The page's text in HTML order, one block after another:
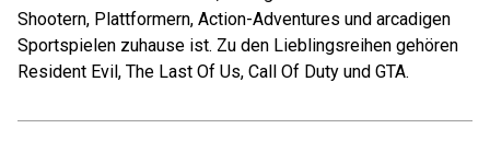
Shootern, Plattformern, Action-Adventures und arcadigen
Sportspielen zuhause ist. Zu den Lieblingsreihen gehören
Resident Evil, The Last Of Us, Call Of Duty und GTA.